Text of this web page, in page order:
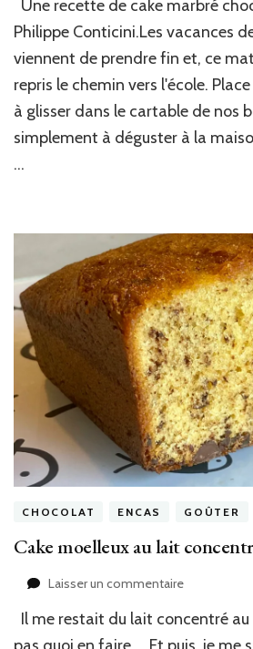
noisettine
et
marbré
Une recette de cake marbré
Philippe Conticini.Les vacances
viennent de prendre fin et, ce
repris le chemin vers l'école.
à glisser dans le cartable de nos
simplement à déguster à la
…
CHOCOLAT ENCAS GOÛTER
Cake moelleux au lait
Laisser un commentairesur
moelleux
au
Il me restait du lait concentré